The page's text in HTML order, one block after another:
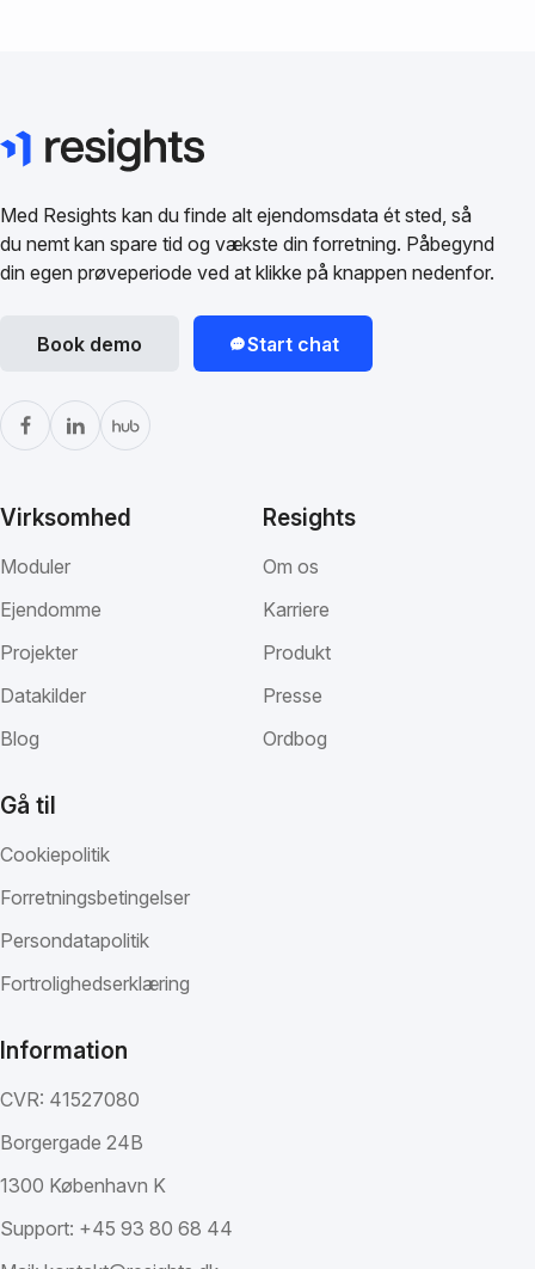
Med Resights kan du finde alt ejendomsdata ét sted, så
du nemt kan spare tid og vækste din forretning. Påbegynd
din egen prøveperiode ved at klikke på knappen nedenfor.
Book demo Start chat
Virksomhed
Moduler
Ejendomme
Projekter
Datakilder
Blog
Resights
Om os
Karriere
Produkt
Presse
Ordbog
Gå til
Cookiepolitik
Forretningsbetingelser
Persondatapolitik
Fortrolighedserklæring
Information
CVR: 41527080
Borgergade 24B
1300 København K
Support: +45 93 80 68 44